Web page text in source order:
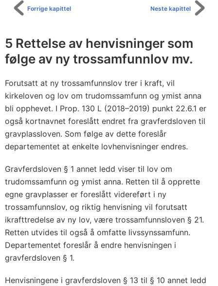
Neste kapittel
Forrige kapittel
5 Rettelse av henvisninger som
følge av ny trossamfunnlov mv.
Forutsatt at ny trossamfunnslov trer i kraft, vil
kirkeloven og lov om trudomssamfunn og ymist anna
bli opphevet. I Prop. 130 L (2018–2019) punkt 22.6.1 er
også kortnavnet foreslått endret fra gravferdsloven til
gravplassloven. Som følge av dette foreslår
departementet at enkelte lovhenvisninger endres.
Gravferdsloven § 1 annet ledd viser til lov om
trudomssamfunn og ymist anna. Retten til å opprette
egne gravplasser er foreslått videreført i ny
trossamfunnslov, og riktig henvisning vil forutsatt
ikrafttredelse av ny lov, være trossamfunnsloven § 21.
Retten utvides til også å omfatte livssynssamfunn.
Departementet foreslår å endre henvisningen i
gravferdsloven § 1.
Henvisningene i gravferdsloven § 13 til § 10 annet ledd